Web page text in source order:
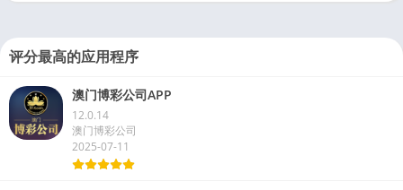
评分最高的应用程序
澳门博彩公司APP
12.0.14
澳门博彩公司
2025-07-11